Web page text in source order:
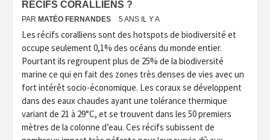
RÉCIFS CORALLIENS ?
PAR MATÉO FERNANDES 5 ANS IL Y A
Les récifs coralliens sont des hotspots de biodiversité et
occupe seulement 0,1% des océans du monde entier.
Pourtant ils regroupent plus de 25% de la biodiversité
marine ce qui en fait des zones très denses de vies avec un
fort intérêt socio-économique. Les coraux se développent
dans des eaux chaudes ayant une tolérance thermique
variant de 21 à 29°C, et se trouvent dans les 50 premiers
mètres de la colonne d’eau. Ces récifs subissent de